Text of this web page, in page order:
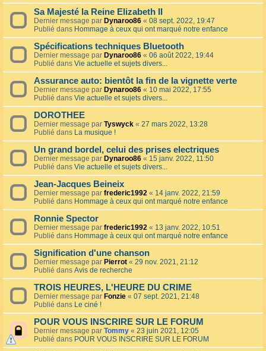
Sa Majesté la Reine Elizabeth II
Dernier message par Dynaroo86 « 08 sept. 2022, 19:47
Publié dans Hommage à ceux qui ont marqué notre enfance
Spécifications techniques Bluetooth
Dernier message par Dynaroo86 « 06 août 2022, 19:44
Publié dans Vie actuelle et sujets divers...
Assurance auto: bientôt la fin de la vignette verte
Dernier message par Dynaroo86 « 10 mai 2022, 17:55
Publié dans Vie actuelle et sujets divers...
DOROTHEE
Dernier message par Tyswyck « 27 mars 2022, 13:28
Publié dans La musique !
Un grand bordel, celui des prises electriques
Dernier message par Dynaroo86 « 15 janv. 2022, 11:50
Publié dans Vie actuelle et sujets divers...
Jean-Jacques Beineix
Dernier message par frederic1992 « 14 janv. 2022, 21:59
Publié dans Hommage à ceux qui ont marqué notre enfance
Ronnie Spector
Dernier message par frederic1992 « 13 janv. 2022, 10:51
Publié dans Hommage à ceux qui ont marqué notre enfance
Signification d'une chanson
Dernier message par Pierrot « 29 nov. 2021, 21:12
Publié dans Avis de recherche
TROIS HEURES, L'HEURE DU CRIME
Dernier message par Fonzie « 07 sept. 2021, 21:48
Publié dans Le ciné !
POUR VOUS INSCRIRE SUR LE FORUM
Dernier message par Tommy « 23 juin 2021, 12:05
Publié dans POUR VOUS INSCRIRE SUR LE FORUM